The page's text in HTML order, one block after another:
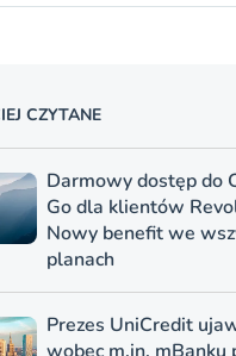
CZYTANE
Darmowy dostęp do
Go dla klientów
Nowy benefit we
planach
Prezes UniCredit